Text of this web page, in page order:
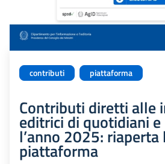
contributi piattaforma
Contributi diretti alle
editrici di quotidiani
l’anno 2025: riaperta
piattaforma